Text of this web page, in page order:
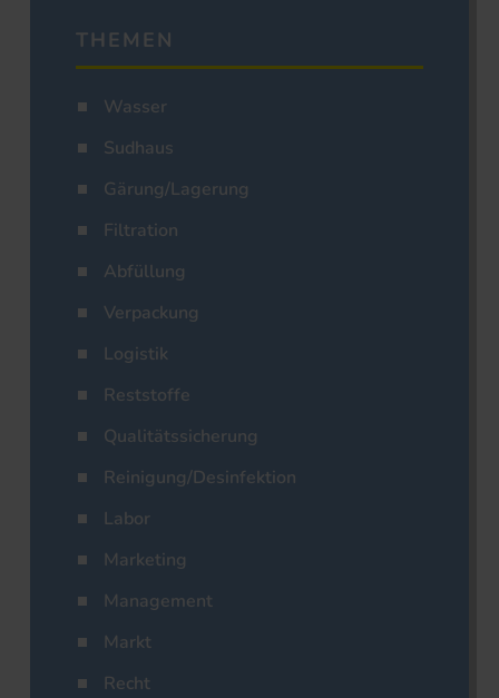
THEMEN
Wasser
Sudhaus
Gärung/Lagerung
Filtration
Abfüllung
Verpackung
Logistik
Reststoffe
Qualitätssicherung
Reinigung/Desinfektion
Labor
Marketing
Management
Markt
Recht